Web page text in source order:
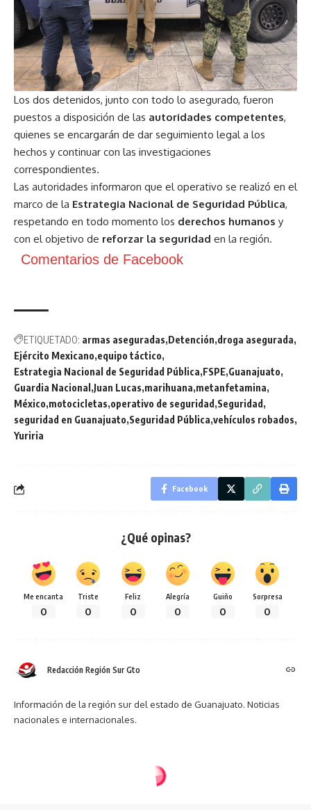
Los dos detenidos, junto con todo lo asegurado, fueron
puestos a disposición de las autoridades competentes,
quienes se encargarán de dar seguimiento legal a los
hechos y continuar con las investigaciones
correspondientes.
Las autoridades informaron que el operativo se realizó en el
marco de la Estrategia Nacional de Seguridad Pública,
respetando en todo momento los derechos humanos y
con el objetivo de reforzar la seguridad en la región.
Comentarios de Facebook
ETIQUETADO: armas aseguradas Detención droga asegurada
Ejército Mexicano equipo táctico
Estrategia Nacional de Seguridad Pública FSPE Guanajuato
Guardia Nacional Juan Lucas marihuana metanfetamina
México motocicletas operativo de seguridad Seguridad
seguridad en Guanajuato Seguridad Pública vehículos robados
Yuriria
Facebook
¿Qué opinas?
Me encanta
0
Triste
0
Feliz
0
Alegría
0
Guiño
0
Sorpresa
0
Redacción Región Sur Gto
Información de la región sur del estado de Guanajuato. Noticias
nacionales e internacionales.